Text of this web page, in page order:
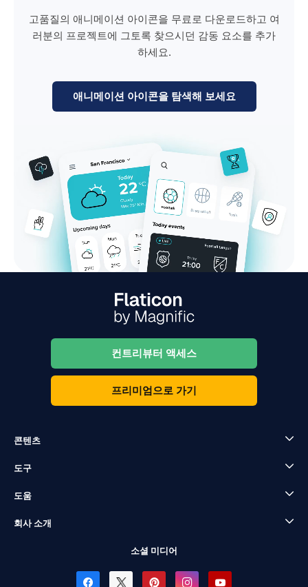
고품질의 애니메이션 아이콘을 무료로 다운로드하고 여
러분의 프로젝트에 그토록 찾으시던 감동 요소를 추가
하세요.
애니메이션 아이콘을 탐색해 보세요
컨트리뷰터 액세스
프리미엄으로 가기
콘텐츠
도구
도움
회사 소개
소셜 미디어